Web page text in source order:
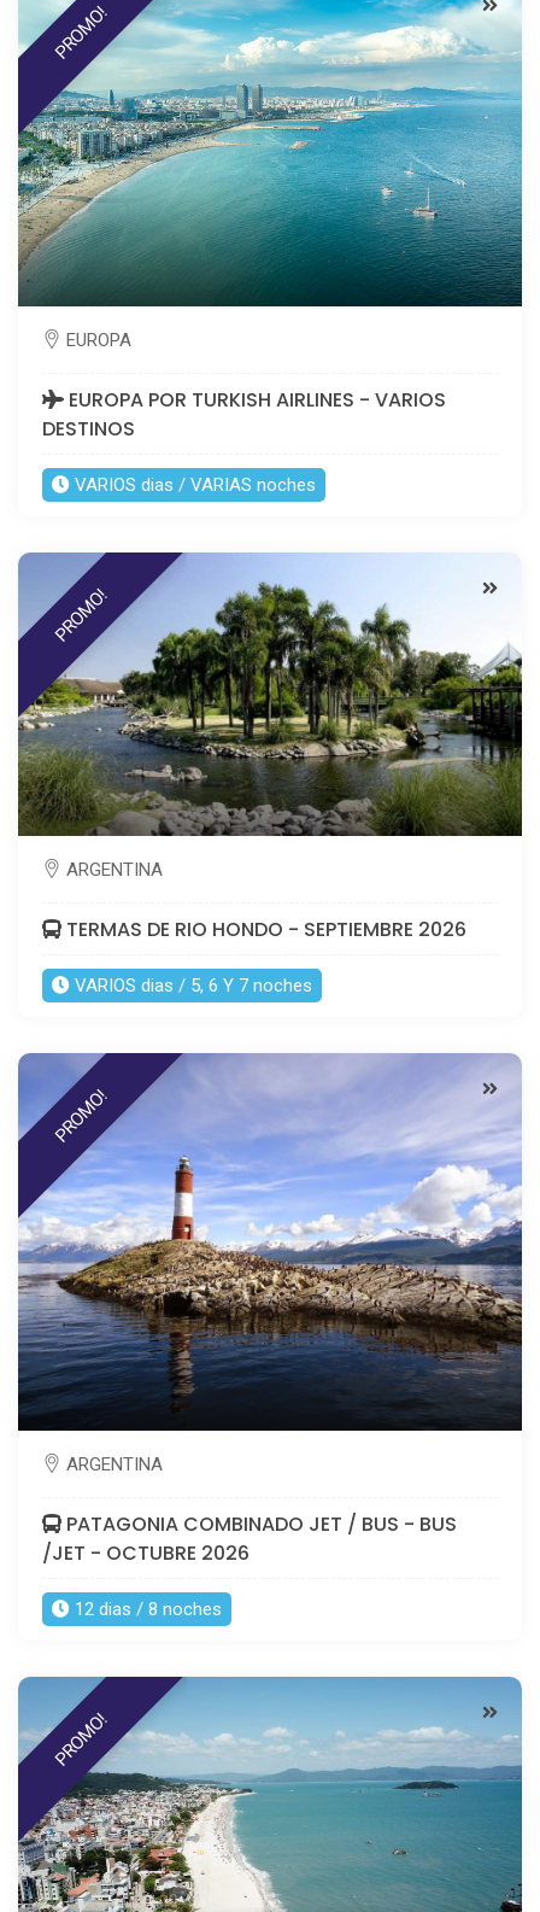
PROMO!
EUROPA
EUROPA POR TURKISH AIRLINES - VARIOS
DESTINOS
VARIOS dias / VARIAS noches
PROMO!
ARGENTINA
TERMAS DE RIO HONDO - SEPTIEMBRE 2026
VARIOS dias / 5, 6 Y 7 noches
PROMO!
ARGENTINA
PATAGONIA COMBINADO JET / BUS - BUS
/JET - OCTUBRE 2026
12 dias / 8 noches
PROMO!